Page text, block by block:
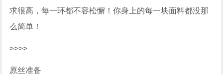
求很高，每一环都不容松懈！你身上的每一块面料都没那
么简单！
>>>>
原丝准备